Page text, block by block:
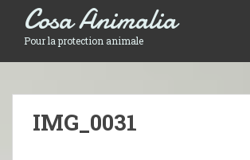
Cosa Animalia
Pour la protection animale
IMG_0031